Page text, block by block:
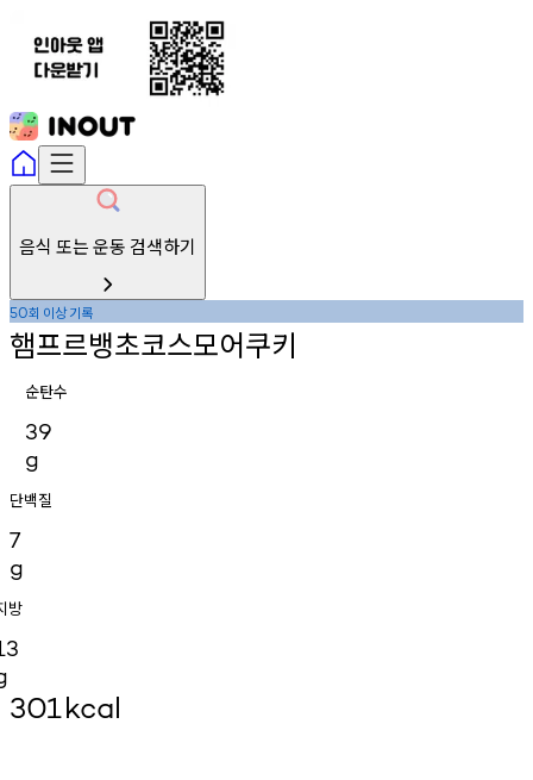
음식 또는 운동 검색하기
50회 이상기록
햄프르뱅초코스모어쿠키
순탄수
39
g
단백질
7
g
방
301kcal